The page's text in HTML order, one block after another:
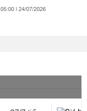
05:00 | 24/07/2026